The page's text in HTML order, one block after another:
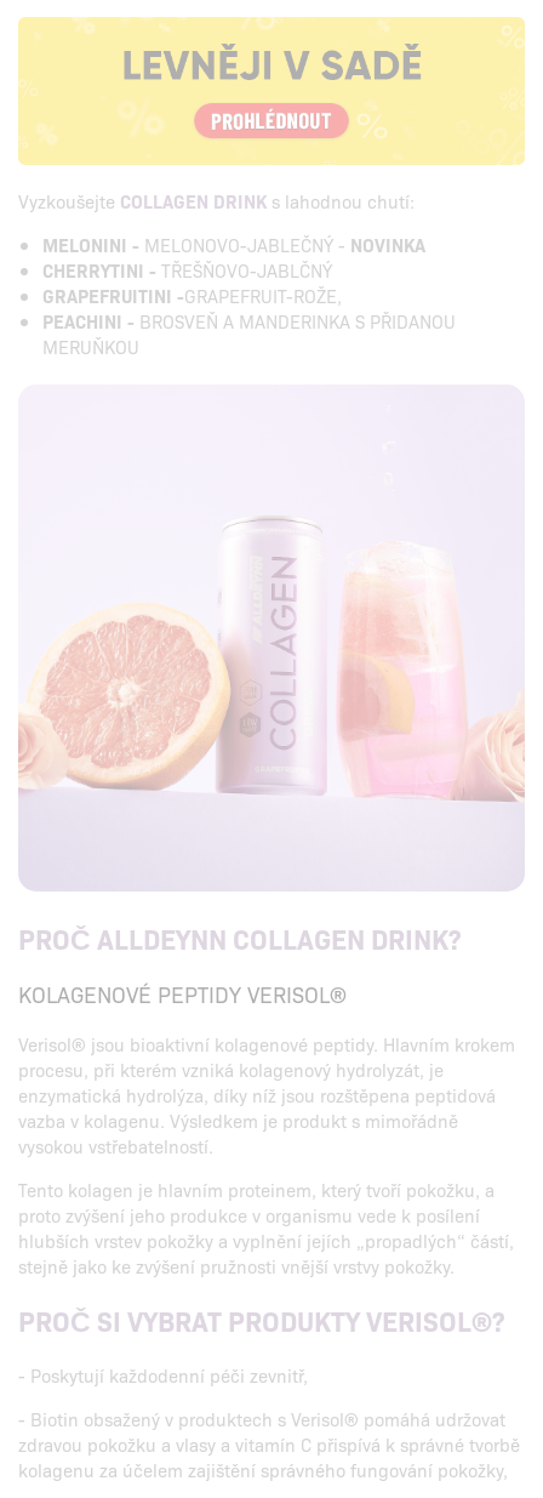
Vyzkoušejte COLLAGEN DRINK s lahodnou chutí:
MELONINI - MELONOVO-JABLEČNÝ - NOVINKA
CHERRYTINI - TŘEŠŇOVO-JABLČNÝ
GRAPEFRUITINI -GRAPEFRUIT-ROŽE,
PEACHINI - BROSVEŇ A MANDERINKA S PŘIDANOU
MERUŇKOU
PROČ ALLDEYNN COLLAGEN DRINK?
KOLAGENOVÉ PEPTIDY VERISOL®
Verisol® jsou bioaktivní kolagenové peptidy. Hlavním krokem
procesu, při kterém vzniká kolagenový hydrolyzát, je
enzymatická hydrolýza, díky níž jsou rozštěpena peptidová
vazba v kolagenu. Výsledkem je produkt s mimořádně
vysokou vstřebatelností.
Tento kolagen je hlavním proteinem, který tvoří pokožku, a
proto zvýšení jeho produkce v organismu vede k posílení
hlubších vrstev pokožky a vyplnění jejích „propadlých“ částí,
stejně jako ke zvýšení pružnosti vnější vrstvy pokožky.
PROČ SI VYBRAT PRODUKTY VERISOL®?
- Poskytují každodenní péči zevnitř,
- Biotin obsažený v produktech s Verisol® pomáhá udržovat
zdravou pokožku a vlasy a vitamín C přispívá k správné tvorbě
kolagenu za účelem zajištění správného fungování pokožky,